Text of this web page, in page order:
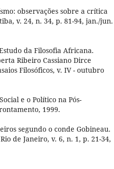
observações sobre a crítica
v. 24, n. 34, p. 81-94, jan./jun.
da Filosofia Africana.
Ribeiro Cassiano Dirce
Filosóficos, v. IV - outubro
e o Político na Pós-
1999.
segundo o conde Gobineau.
de Janeiro, v. 6, n. 1, p. 21-34,